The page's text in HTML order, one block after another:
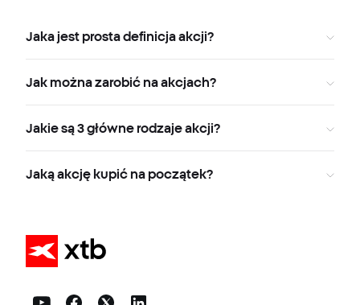
Jaka jest prosta definicja akcji?
Jak można zarobić na akcjach?
Jakie są 3 główne rodzaje akcji?
Jaką akcję kupić na początek?